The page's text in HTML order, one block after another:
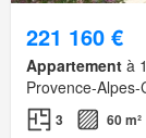
221 160 €
Appartement à
Provence-
3 60 m²